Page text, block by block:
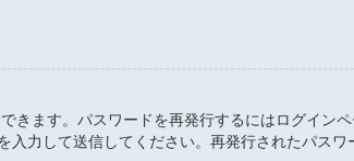
きます。パスワードを再発行するにはログイン
力して送信してください。再発行されたパスワ